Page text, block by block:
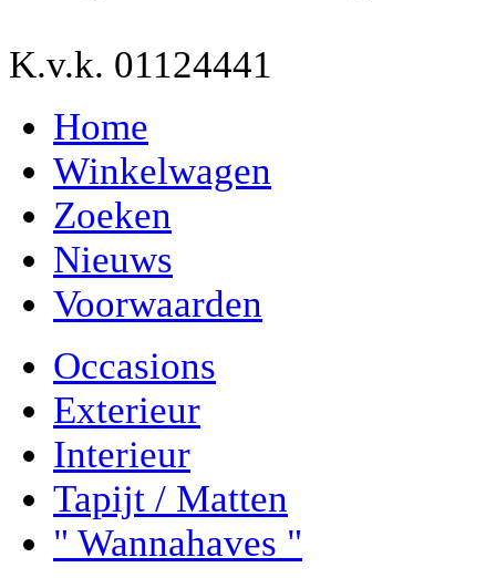
K.v.k. 01124441
Home
Winkelwagen
Zoeken
Nieuws
Voorwaarden
Occasions
Exterieur
Interieur
Tapijt / Matten
" Wannahaves "